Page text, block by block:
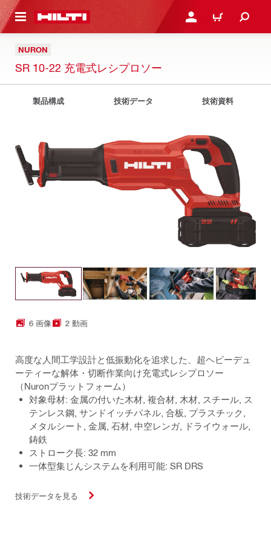
内容を表示 ログイン・新規オンライ
カート
NURON
SR 10-22 充電式レシプロソー
製品構成 技術データ 技術資料
6 画像 2 動画
高度な人間工学設計と低振動化を追求した、超ヘビーデュ
ーティーな解体・切断作業向け充電式レシプロソー
（Nuronプラットフォーム）
対象母材: 金属の付いた木材, 複合材, 木材, スチール, ス
テンレス鋼, サンドイッチパネル, 合板, プラスチック,
メタルシート, 金属, 石材, 中空レンガ, ドライウォール,
鋳鉄
ストローク長: 32 mm
一体型集じんシステムを利用可能: SR DRS
技術データを見る